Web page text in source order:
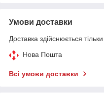
Умови доставки
Доставка здійснюється
Нова Пошта
Всі умови доставки